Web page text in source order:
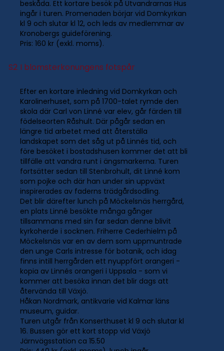
beskåda. Ett kortare besök på Utvandrarnas Hus
ingår i turen. Promenaden börjar vid Domkyrkan
kl 9 och slutar kl 12, och leds av medlemmar av
Kronobergs guideförening.
Pris: 160 kr (exkl. moms).
S2 I blomsterkonungens fotspår
Efter en kortare inledning vid Domkyrkan och
Karolinerhuset, som på 1700-talet rymde den
skola där Carl von Linné var elev, går färden till
födelseorten Råshult. Där pågår sedan en
längre tid arbetet med att återställa
landskapet som det såg ut på Linnés tid, och
före besöket i bostadshusen kommer det att bli
tillfälle att vandra runt i ängsmarkerna. Turen
fortsätter sedan till Stenbrohult, dit Linné kom
som pojke och där han under sin uppväxt
inspirerades av faderns trädgårdsodling.
Det blir därefter lunch på Möckelsnäs herrgård,
en plats Linné besökte många gånger
tillsammans med sin far sedan denne blivit
kyrkoherde i socknen. Friherre Cederhielm på
Möckelsnäs var en av dem som uppmuntrade
den unge Carls intresse för botanik, och idag
finns intill herrgården ett nyuppfört orangeri -
kopia av Linnés orangeri i Uppsala - som vi
kommer att besöka innan det blir dags att
återvända till Växjö.
Håkan Nordmark, antikvarie vid Kalmar läns
museum, guidar.
Turen utgår från Konserthuset kl 9 och slutar kl
16. Bussen gör ett kort stopp vid Växjö
Järnvägsstation ca 15.50